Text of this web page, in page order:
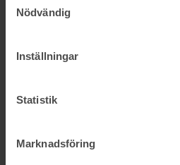
Nödvändig
Inställningar
Statistik
Marknadsföring
Jag förutsätter att det rör sig om köp
köp av bostadsrätt återfinns i